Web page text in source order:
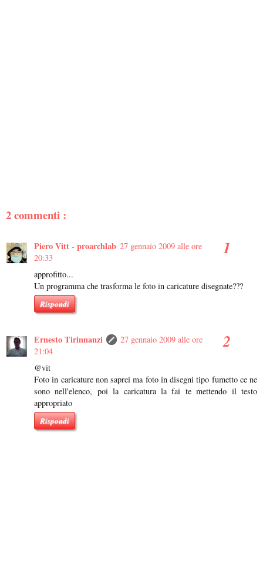
2 commenti :
Piero Vitt - proarchlab 27 gennaio 2009 alle ore
20:33
approfitto...
Un programma che trasforma le foto in caricature disegnate???
Rispondi
Ernesto Tirinnanzi
27 gennaio 2009 alle ore
21:04
@vit
Foto in caricature non saprei ma foto in disegni tipo fumetto ce ne
sono nell'elenco, poi la caricatura la fai te mettendo il testo
appropriato
Rispondi